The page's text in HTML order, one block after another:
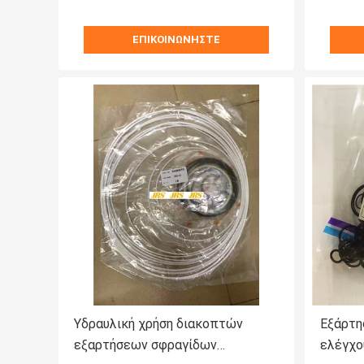
ΕΠΙΚΟΙΝΩΝΉΣΤΕ
Υδραυλική χρήση διακοπτών
εξαρτήσεων σφραγίδων